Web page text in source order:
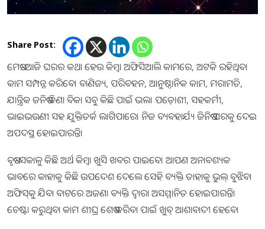
Share Post:
ମେଷ:-ଆଜି ଘରର କଥା ହେଉ କିମ୍ବା ଅଫିସିଆଲି କାମରେ, ଅଟକି ରହିଥିବା
କାମ ସମ୍ପନ୍ନ କରିବେ। ବାଣିଜ୍ୟ, ପରିବହନ, ଆନୁଷ୍ଠାନିକ କାମ, ମରାମତି,
ଯାନ୍ତ୍ରିକ ଜନିଷ କିଣା ବିକା ସବୁ କିଛି ପାଇଁ ଭଲ। ପଡ଼ୋଶୀ, ସହକର୍ମୀ,
ଭାଇଭଉଣୀ ସହ ଯୁକ୍ତିତର୍କ ଲାଗିପାରେ। ନିଜ ବ୍ୟବହାର୍ଯ୍ୟ ଜିନିଷ ପରକୁ ଦେଇ
ଅପଦସ୍ଥ ହୋଇପାରନ୍ତି।
ବୃଷ:-ସକାଳୁ କିଛି ଅର୍ଥ କିମ୍ବା ଖୁସି ଖବର ପାଇବେ। ଆପଣ ଅନାବଶ୍ୟକ
ଭାବରେ କାହାକୁ କିଛି ଉପଦେଶ ଦେଲେ ସେହି ବ୍ୟକ୍ତି ତାହାକୁ ଭୁଲ୍‌ ବୁଝିବ।
ଅଫିସ୍‌କୁ ଯିବା ବାଟରେ ଅଜଣା ବ୍ୟକ୍ତି ଦ୍ୱାରା ଅସମ୍ମାନିତ ହୋଇପାରନ୍ତି।
ଚେଷ୍ଟା କରୁଥିବା କାମ ଶୀଘ୍ର ଶେଷ କରିବା ପାଇଁ ଖୁବ୍‌ ଆଶାବାଦୀ ହେବେ।